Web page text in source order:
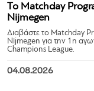
Το Matchday
Nijmegen
Διαβάστε το Matchday
Nijmegen για την 1η
Champions League.
04.08.2026